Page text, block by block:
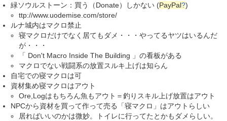
緑ソウルストーン：買う（Donate）しかない (PayPal?)
ttp://www.uodemise.com/store/
ルナ城内はマクロ禁止
寝マクロだけでなく居てもダメ・・・やってるヤツはいるんだ
が・・・
「 Don't Macro Inside The Building 」の看板がある
マクロでない戦闘系の放置スルキ上げは知らん
自宅での寝マクロは可
資材集め寝マクロはアウト
Ore,Logはもちろん魚もアウト＝釣りスキル上げ放置はアウト
NPCから資材を買って作って売る「寝マクロ」はアウトらしい
居ればいいのかは微妙。トイレに行ってたとかもダメらしい。